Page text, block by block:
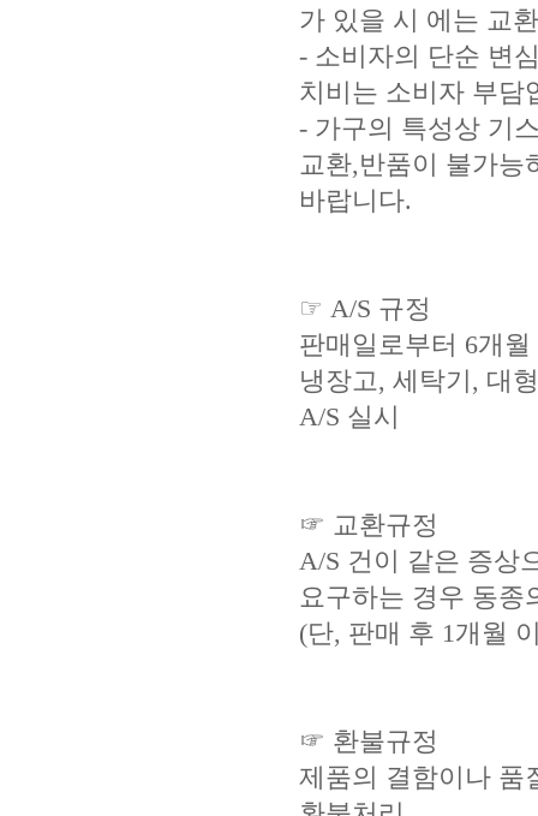
가 있을 시 에는 교
- 소비자의 단순 변
치비는 소비자 부담
- 가구의 특성상 기
교환,반품이 불가능
바랍니다.
☞ A/S 규정
판매일로부터 6개
냉장고, 세탁기, 대
A/S 실시
☞ 교환규정
A/S 건이 같은 증상
요구하는 경우 동종
(단, 판매 후 1개월
☞ 환불규정
제품의 결함이나 품